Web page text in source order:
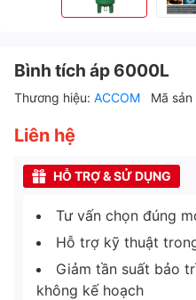
Bình tích áp 6000L
Thương hiệu: ACCOM Mã
Liên hệ
HỖ TRỢ & SỬ DỤNG
Tư vấn chọn đúng
Hỗ trợ kỹ thuật
Giảm tần suất bảo
không kế hoạch